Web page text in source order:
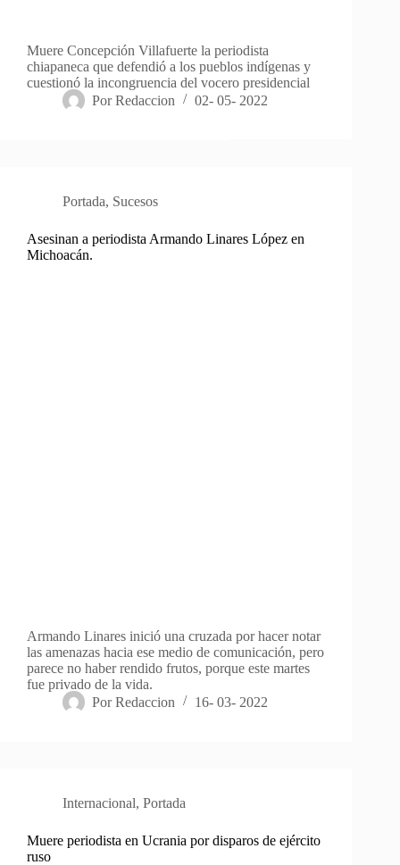
Muere Concepción Villafuerte la periodista
chiapaneca que defendió a los pueblos indígenas y
cuestionó la incongruencia del vocero presidencial
Por Redaccion 02- 05- 2022
Portada, Sucesos
Asesinan a periodista Armando Linares López en
Michoacán.
Armando Linares inició una cruzada por hacer notar
las amenazas hacia ese medio de comunicación, pero
parece no haber rendido frutos, porque este martes
fue privado de la vida.
Por Redaccion 16- 03- 2022
Internacional, Portada
Muere periodista en Ucrania por disparos de ejército
ruso